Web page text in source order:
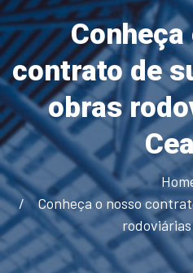
contrato de
obras
Conheça o nosso